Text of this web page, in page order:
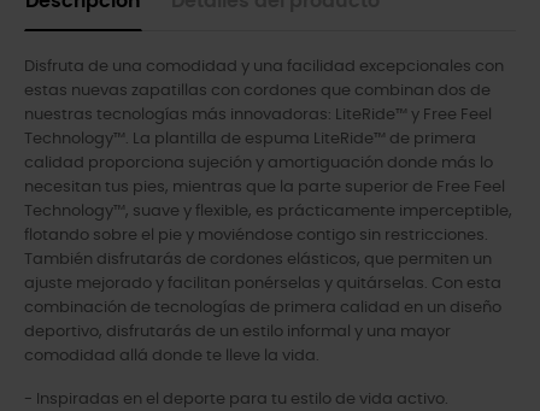
Disfruta de una comodidad y una facilidad excepcionales con
estas nuevas zapatillas con cordones que combinan dos de
nuestras tecnologías más innovadoras: LiteRide™ y Free Feel
Technology™. La plantilla de espuma LiteRide™ de primera
calidad proporciona sujeción y amortiguación donde más lo
necesitan tus pies, mientras que la parte superior de Free Feel
Technology™, suave y flexible, es prácticamente imperceptible,
flotando sobre el pie y moviéndose contigo sin restricciones.
También disfrutarás de cordones elásticos, que permiten un
ajuste mejorado y facilitan ponérselas y quitárselas. Con esta
combinación de tecnologías de primera calidad en un diseño
deportivo, disfrutarás de un estilo informal y una mayor
comodidad allá donde te lleve la vida.
- Inspiradas en el deporte para tu estilo de vida activo.